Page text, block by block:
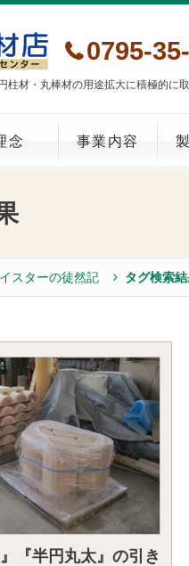
柱材・丸棒材の用途拡大に積極的に取
0795-
念 事業内容
スターの徒然記 タグ検索
『半円丸太』の引き